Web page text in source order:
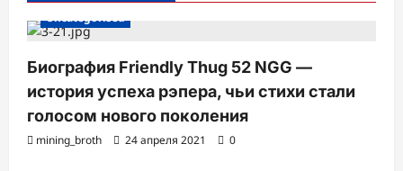
и Uncategorised
Биография Friendly Thug 52 NGG —
история успеха рэпера, чьи стихи стали
голосом нового поколения
mining_broth 24 апреля 2021 0